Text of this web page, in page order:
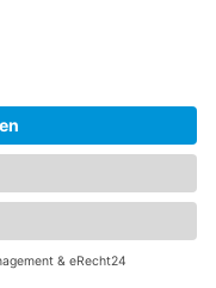
Rippoldsau-
Von
bis hin
stehen sie
Vertrauen Sie
besten
zu finden.